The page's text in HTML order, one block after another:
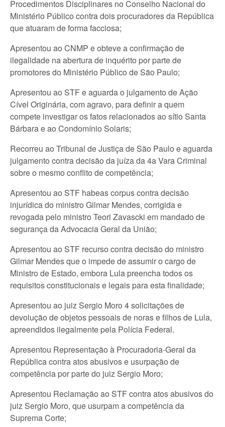
Procedimentos Disciplinares no Conselho Nacional do
Ministério Público contra dois procuradores da República
que atuaram de forma facciosa;
Apresentou ao CNMP e obteve a confirmação de
ilegalidade na abertura de inquérito por parte de
promotores do Ministério Público de São Paulo;
Apresentou ao STF e aguarda o julgamento de Ação
Cível Originária, com agravo, para definir a quem
compete investigar os fatos relacionados ao sítio Santa
Bárbara e ao Condomínio Solaris;
Recorreu ao Tribunal de Justiça de São Paulo e aguarda
julgamento contra decisão da juíza da 4a Vara Criminal
sobre o mesmo conflito de competência;
Apresentou ao STF habeas corpus contra decisão
injurídica do ministro Gilmar Mendes, corrigida e
revogada pelo ministro Teori Zavascki em mandado de
segurança da Advocacia Geral da União;
Apresentou ao STF recurso contra decisão do ministro
Gilmar Mendes que o impede de assumir o cargo de
Ministro de Estado, embora Lula preencha todos os
requisitos constitucionais e legais para esta finalidade;
Apresentou ao juiz Sergio Moro 4 solicitações de
devolução de objetos pessoais de noras e filhos de Lula,
apreendidos ilegalmente pela Polícia Federal.
Apresentou Representação à Procuradoria-Geral da
República contra atos abusivos e usurpação de
competência por parte do juiz Sergio Moro;
Apresentou Reclamação ao STF contra atos abusivos do
juiz Sergio Moro, que usurpam a competência da
Suprema Corte;